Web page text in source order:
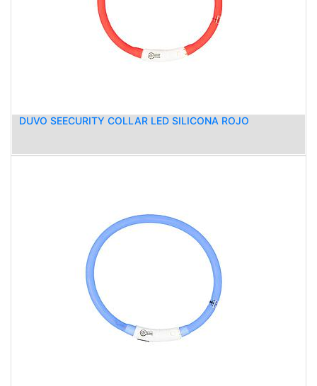
DUVO SEECURITY COLLAR LED SILICONA ROJO